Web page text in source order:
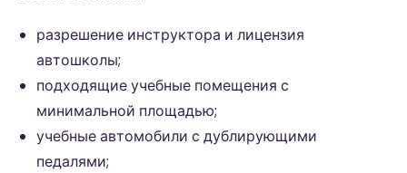
разрешение инструктора и лицензия
автошколы;
подходящие учебные помещения с
минимальной площадью;
учебные автомобили с дублирующими
педалями;